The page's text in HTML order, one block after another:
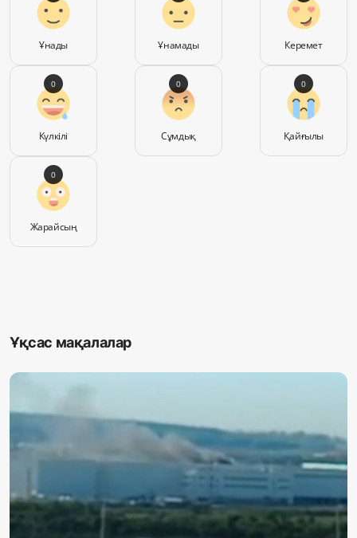
Ұнады Ұнамады Керемет
Күлкілі
0
Сұмдық
0
Қайғылы
0
Жарайсың
0
Ұқсас мақалалар